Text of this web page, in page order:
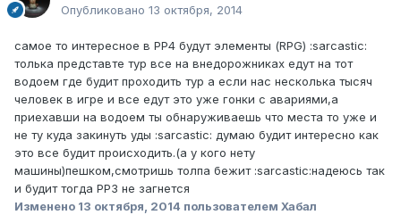
Опубликовано 13 октября, 2014
самое то интересное в РР4 будут элементы (RPG) :sarcastic:
толька представте тур все на внедорожниках едут на тот
водоем где будит проходить тур а если нас несколька тысяч
человек в игре и все едут это уже гонки с авариями,а
приехавши на водоем ты обнаруживаешь что места то уже и
не ту куда закинуть уды :sarcastic: думаю будит интересно как
это все будит происходить.(а у кого нету
машины)пешком,смотришь толпа бежит :sarcastic:надеюсь так
и будит тогда РР3 не загнется
Изменено 13 октября, 2014 пользователем Хабал